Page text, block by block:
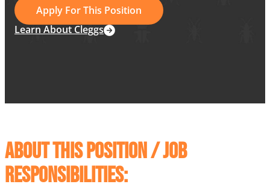
Apply For This Position
Learn About Cleggs
About this Position / Job
Responsibilities: